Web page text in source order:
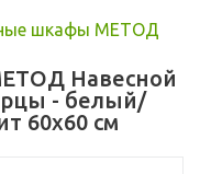
шкафы МЕТОД
Навесной
- белый/
60x60 см